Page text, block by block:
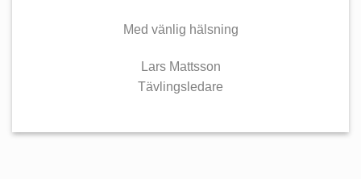
Med vänlig hälsning
Lars Mattsson
Tävlingsledare